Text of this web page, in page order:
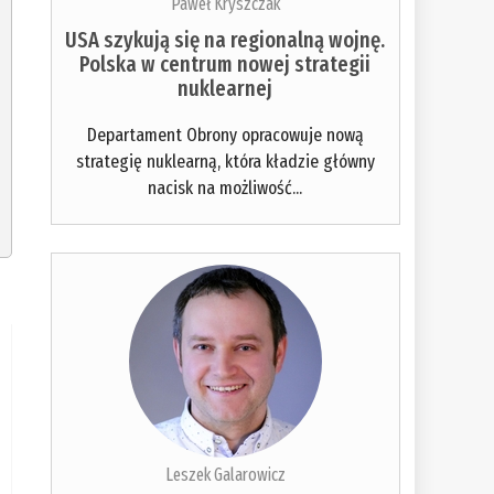
USA szykują się na regionalną wojnę.
Polska w centrum nowej strategii
nuklearnej
Departament Obrony opracowuje nową
strategię nuklearną, która kładzie główny
nacisk na możliwość...
Leszek Galarowicz